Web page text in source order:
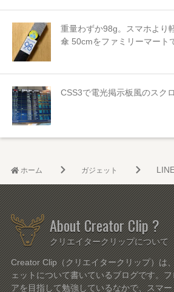
重量わずか98g。スマホより
傘 50cmをファミリーマート
CSS3で電光掲示板風のスク
ホーム ガジェット
About Creator Clip ?
クリエイタークリップについて
Creator Clip（クリエイタークリップ）は
ェットについて書いているブログです。フ
アを目指して勉強しているなかで、スマ